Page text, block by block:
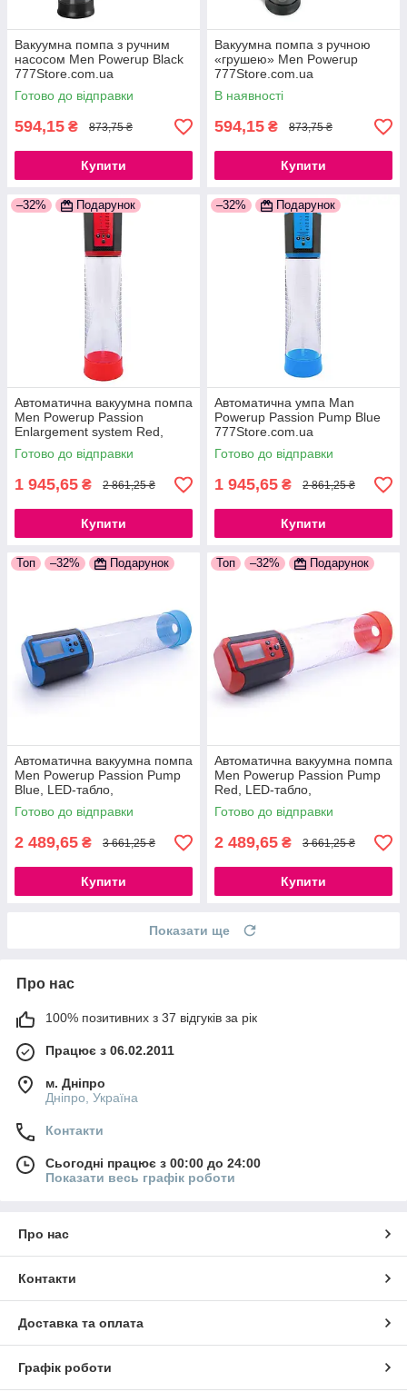
Вакуумна помпа з ручним
насосом Men Powerup Black
777Store.com.ua
Готово до відправки
594,15 ₴ 873,75 ₴
Купити
Вакуумна помпа з ручною
«грушею» Men Powerup
777Store.com.ua
В наявності
594,15 ₴ 873,75 ₴
Купити
–32% Подарунок
Автоматична вакуумна помпа
Men Powerup Passion
Enlargement system Red,
перезаряджувана, 5 режимів
777Store.com.ua
Готово до відправки
1 945,65 ₴ 2 861,25 ₴
Купити
–32% Подарунок
Автоматична умпа Man
Powerup Passion Pump Blue
777Store.com.ua
Готово до відправки
1 945,65 ₴ 2 861,25 ₴
Купити
Топ –32% Подарунок
Автоматична вакуумна помпа
Men Powerup Passion Pump
Blue, LED-табло,
перезаряджувана, 8 режимів
777Store.com.ua
Готово до відправки
2 489,65 ₴ 3 661,25 ₴
Купити
Топ –32% Подарунок
Автоматична вакуумна помпа
Men Powerup Passion Pump
Red, LED-табло,
перезаряджувана, 8 режимів
777Store.com.ua
Готово до відправки
2 489,65 ₴ 3 661,25 ₴
Купити
Показати ще
Про нас
100% позитивних з 37 відгуків за рік
Працює з 06.02.2011
м. Дніпро
Дніпро, Україна
Контакти
Сьогодні працює з 00:00 до 24:00
Показати весь графік роботи
Про нас
Контакти
Доставка та оплата
Графік роботи